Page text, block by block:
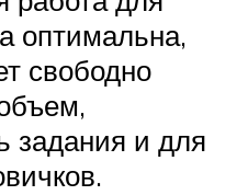
оптимальна,
свободно
задания и для